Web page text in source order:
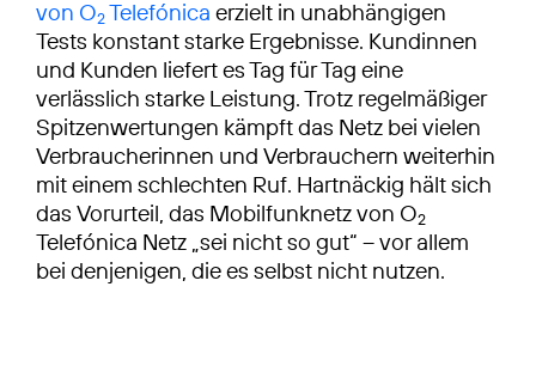
von O2Telefónica erzielt in unabhängigen
Tests konstant starke Ergebnisse. Kundinnen
und Kunden liefert es Tag für Tag eine
verlässlich starke Leistung. Trotz regelmäßiger
Spitzenwertungen kämpft das Netz bei vielen
Verbraucherinnen und Verbrauchern weiterhin
mit einem schlechten Ruf. Hartnäckig hält sich
das Vorurteil, das Mobilfunknetz von O2
Telefónica Netz „sei nicht so gut“ – vor allem
bei denjenigen, die es selbst nicht nutzen.